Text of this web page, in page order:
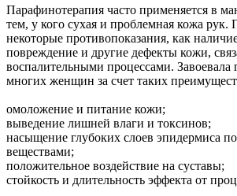
Парафинотерапия часто применяется в
тем, у кого сухая и проблемная кожа рук.
некоторые противопоказания, как
повреждение и другие дефекты кожи,
воспалительными процессами. Завоевала
многих женщин за счет таких
омоложение и питание кожи;
выведение лишней влаги и токсинов;
насыщение глубоких слоев эпидермиса
веществами;
положительное воздействие на суставы;
стойкость и длительность эффекта от